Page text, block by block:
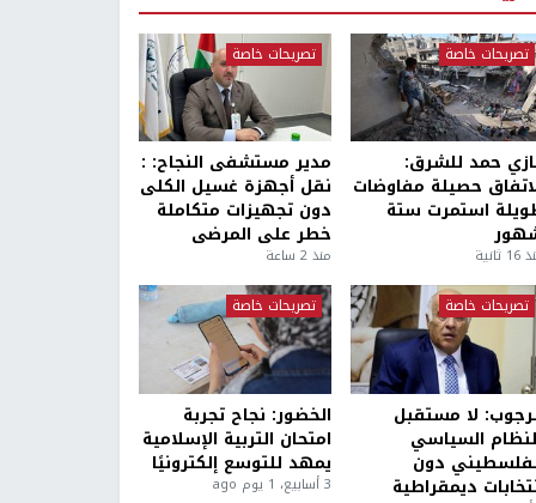
تصريحات خاصة
حمد للشرق:
حصيلة مفاوضات
استمرت ستة
ثانية
تصريحات خاصة
مدير مستشفى النجاح: :
نقل أجهزة غسيل الكلى
دون تجهيزات متكاملة
خطر على المرضى
منذ 2 ساعة
تصريحات خاصة
لا مستقبل
السياسي
دون
ديمقراطية
تصريحات خاصة
الخضور: نجاح تجربة
امتحان التربية الإسلامية
يمهد للتوسع إلكترونيًا
3 أسابيع، 1 يوم ago